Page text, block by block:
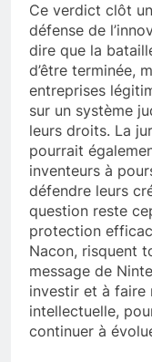
Ce verdict clôt
défense de
dire que la
d’être terminée,
entreprises
sur un système
leurs droits. La
pourrait
inventeurs à
défendre leurs
question reste
protection
Nacon, risquent
message de
investir et à faire
intellectuelle,
continuer à